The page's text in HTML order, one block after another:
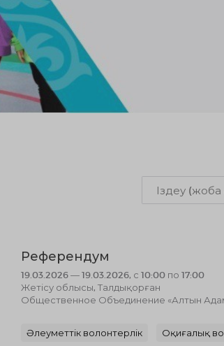
Референдум
19.03.2026 — 19.03.2026, с 10:00 по 17:00
Жетісу облысы, Талдықорған
Общественное Объединение «Алтын
Әлеуметтік волонтерлік Оқиғалық